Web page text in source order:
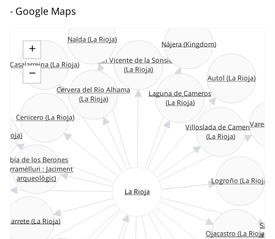
Google Maps
+
−
la
Logroño (La Rioja)
Cenicero (La Rioja)
San Vicente de la Sonsierra
(La Rioja)
Libia de los Berones
(Herramélluri : Jaciment
arqueològic)
Laguna de Cameros
(La Rioja)
Rioja)
Villoslada de Cameros
(La Rioja)
Ojacastro (La Rioja)
Nájera (Kingdom)
Casalarreina (La Rioja)
Varea
(La Rioja)
Nalda (La Rioja)
Cervera del Río Alhama
(La Rioja)
Autol (La Rioja)
La Rioja